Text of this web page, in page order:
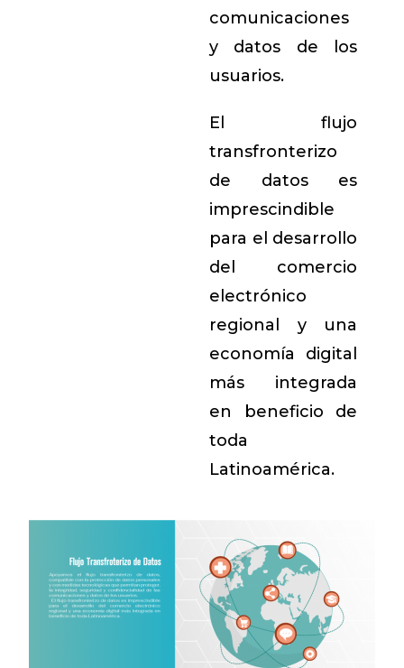
comunicaciones
y datos de los
usuarios.
El flujo
transfronterizo
de datos es
imprescindible
para el desarrollo
del comercio
electrónico
regional y una
economía digital
más integrada
en beneficio de
toda
Latinoamérica.